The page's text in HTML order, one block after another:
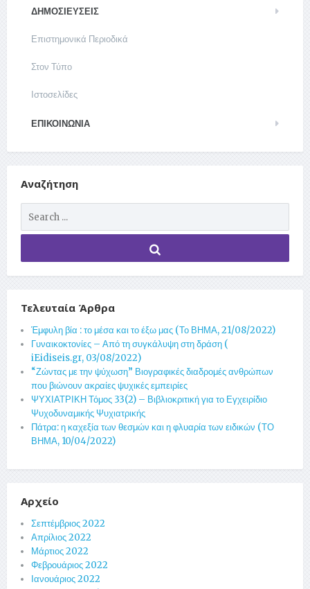
ΔΗΜΟΣΙΕΥΣΕΙΣ
Επιστημονικά Περιοδικά
Στον Τύπο
Ιστοσελίδες
ΕΠΙΚΟΙΝΩΝΊΑ
Αναζήτηση
Τελευταία Άρθρα
Έμφυλη βία : το μέσα και το έξω μας (Το ΒΗΜΑ, 21/08/2022)
Γυναικοκτονίες – Από τη συγκάλυψη στη δράση (
iEidiseis.gr, 03/08/2022)
“Ζώντας με την ψύχωση” Βιογραφικές διαδρομές ανθρώπων
που βιώνουν ακραίες ψυχικές εμπειρίες
ΨΥΧΙΑΤΡΙΚΗ Τόμος 33(2) – Βιβλιοκριτική για το Εγχειρίδιο
Ψυχοδυναμικής Ψυχιατρικής
Πάτρα: η καχεξία των θεσμών και η φλυαρία των ειδικών (ΤΟ
ΒΗΜΑ, 10/04/2022)
Αρχείο
Σεπτέμβριος 2022
Απρίλιος 2022
Μάρτιος 2022
Φεβρουάριος 2022
Ιανουάριος 2022